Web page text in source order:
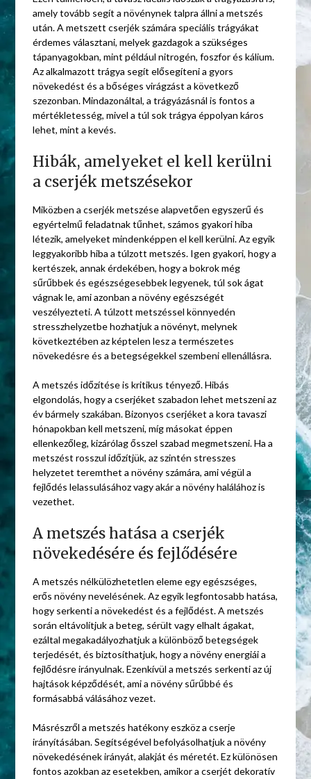
amely tovább segít a növénynek talpra állni a metszés
után. A metszett cserjék számára speciális trágyákat
érdemes választani, melyek gazdagok a szükséges
tápanyagokban, mint például nitrogén, foszfor és kálium.
Az alkalmazott trágya segít elősegíteni a gyors
növekedést és a bőséges virágzást a következő
szezonban. Mindazonáltal, a trágyázásnál is fontos a
mértékletesség, mivel a túl sok trágya éppolyan káros
lehet, mint a kevés.
Hibák, amelyeket el kell kerülni
a cserjék metszésekor
Miközben a cserjék metszése alapvetően egyszerű és
egyértelmű feladatnak tűnhet, számos gyakori hiba
létezik, amelyeket mindenképpen el kell kerülni. Az egyik
leggyakoribb hiba a túlzott metszés. Igen gyakori, hogy a
kertészek, annak érdekében, hogy a bokrok még
sűrűbbek és egészségesebbek legyenek, túl sok ágat
vágnak le, ami azonban a növény egészségét
veszélyezteti. A túlzott metszéssel könnyedén
stresszhelyzetbe hozhatjuk a növényt, melynek
következtében az képtelen lesz a természetes
növekedésre és a betegségekkel szembeni ellenállásra.
A metszés időzítése is kritikus tényező. Hibás
elgondolás, hogy a cserjéket szabadon lehet metszeni az
év bármely szakában. Bizonyos cserjéket a kora tavaszi
hónapokban kell metszeni, míg másokat éppen
ellenkezőleg, kizárólag ősszel szabad megmetszeni. Ha a
metszést rosszul időzítjük, az szintén stresszes
helyzetet teremthet a növény számára, ami végül a
fejlődés lelassulásához vagy akár a növény halálához is
vezethet.
A metszés hatása a cserjék
növekedésére és fejlődésére
A metszés nélkülözhetetlen eleme egy egészséges,
erős növény nevelésének. Az egyik legfontosabb hatása,
hogy serkenti a növekedést és a fejlődést. A metszés
során eltávolítjuk a beteg, sérült vagy elhalt ágakat,
ezáltal megakadályozhatjuk a különböző betegségek
terjedését, és biztosíthatjuk, hogy a növény energiái a
fejlődésre irányulnak. Ezenkívül a metszés serkenti az új
hajtások képződését, ami a növény sűrűbbé és
formásabbá válásához vezet.
Másrészről a metszés hatékony eszköz a cserje
irányításában. Segítségével befolyásolhatjuk a növény
növekedésének irányát, alakját és méretét. Ez különösen
fontos azokban az esetekben, amikor a cserjét dekoratív